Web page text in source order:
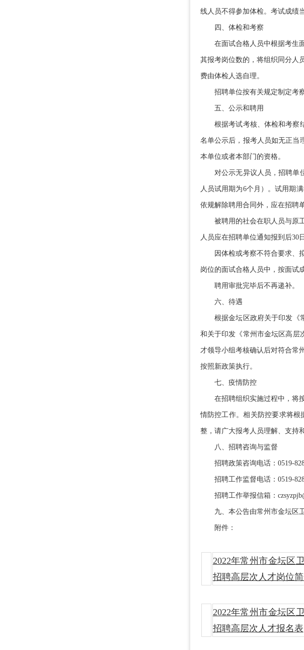
线人员不得参加体检。考试成绩
四、体检和考察
在面试合格人员中根据考生面
其报考岗位数的，将组织同分人
费由体检人选自理。
招聘单位按有关规定制定考察
五、公示和聘用
根据考试考核、体检和考察结
名单公示后，报考人员如无正当
本单位或者本部门的资格。
对公示无异议人员，招聘单位
人员试用期为6个月）。试用期
依规解除聘用合同外，应在招聘
被聘用的社会在职人员与原工
人员应在招聘单位通知报到后30
因体检或考察不符合要求、拟
岗位的面试合格人员中，按面试
聘用审批完毕后不再递补。
六、待遇
根据金坛区政府关于印发《常
和关于印发《常州市金坛区高层
才领导小组考核确认后对符合常
按照新政策执行。
七、疫情防控
在招聘组织实施过程中，将按
情防控工作。相关防控要求将根
整，请广大报考人员理解、支持
八、招聘咨询与监督
招聘政策咨询电话：0519-
招聘工作监督电话：0519-
招聘工作举报信箱：
九、本公告由常州市金坛区卫
附件：
2022年常州市金坛区
招聘高层次人才岗位
2022年常州市金坛区
招聘高层次人才报名表